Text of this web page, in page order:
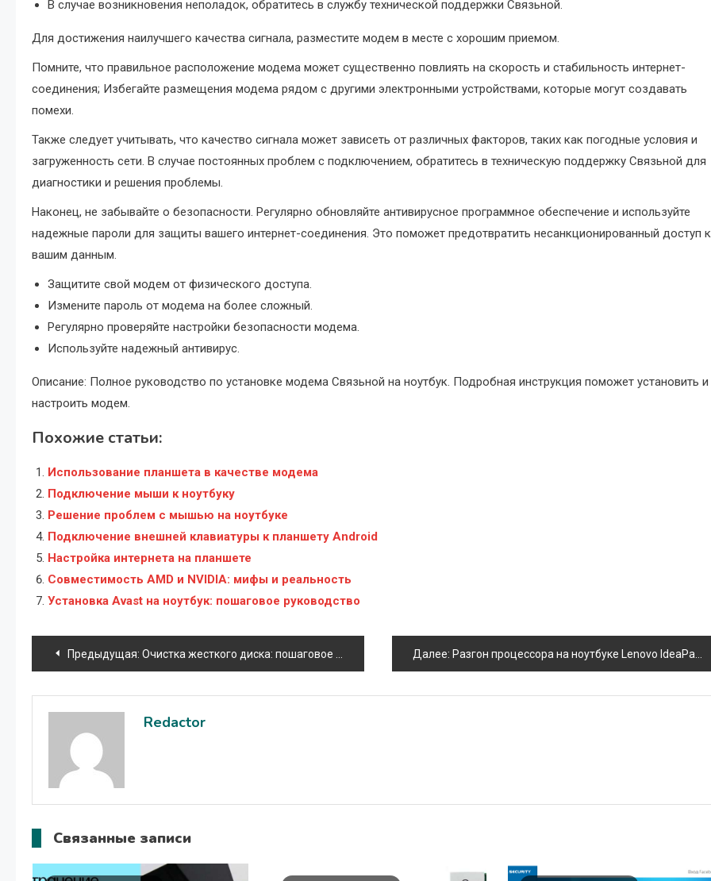
В случае возникновения неполадок, обратитесь в службу технической поддержки Связьной.
Для достижения наилучшего качества сигнала, разместите модем в месте с хорошим приемом.
Помните, что правильное расположение модема может существенно повлиять на скорость и стабильность интернет-
соединения; Избегайте размещения модема рядом с другими электронными устройствами, которые могут создавать
помехи.
Также следует учитывать, что качество сигнала может зависеть от различных факторов, таких как погодные условия и
загруженность сети. В случае постоянных проблем с подключением, обратитесь в техническую поддержку Связьной для
диагностики и решения проблемы.
Наконец, не забывайте о безопасности. Регулярно обновляйте антивирусное программное обеспечение и используйте
надежные пароли для защиты вашего интернет-соединения. Это поможет предотвратить несанкционированный доступ к
вашим данным.
Защитите свой модем от физического доступа.
Измените пароль от модема на более сложный.
Регулярно проверяйте настройки безопасности модема.
Используйте надежный антивирус.
Описание: Полное руководство по установке модема Связьной на ноутбук. Подробная инструкция поможет установить и
настроить модем.
Похожие статьи:
Использование планшета в качестве модема
Подключение мыши к ноутбуку
Решение проблем с мышью на ноутбуке
Подключение внешней клавиатуры к планшету Android
Настройка интернета на планшете
Совместимость AMD и NVIDIA: мифы и реальность
Установка Avast на ноутбук: пошаговое руководство
Навигация
по
записям
Предыдущая: Очистка жесткого диска: пошаговое руководство Далее: Разгон процессора на ноутбуке Lenovo IdeaPad 110: руководство и риски
Redactor
Связанные записи